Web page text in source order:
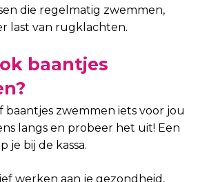
die regelmatig zwemmen,
last van rugklachten.
baantjes
baantjes zwemmen iets voor jou
langs en probeer het uit! Een
je bij de kassa.
werken aan je gezondheid,